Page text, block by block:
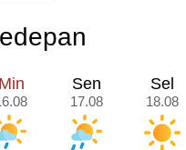
Min Sen
17.08
Sel
18.08